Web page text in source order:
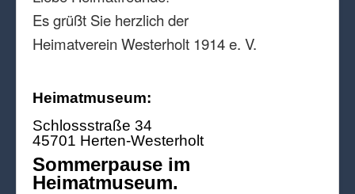
Es grüßt Sie herzlich der
Heimatverein Westerholt 1914 e. V.
Heimatmuseum:
Schlossstraße 34
45701 Herten-Westerholt
Sommerpause im
Heimatmuseum.